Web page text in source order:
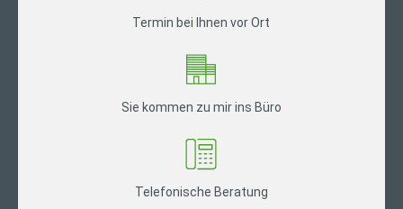
Termin bei Ihnen vor Ort
Sie kommen zu mir ins Büro
Telefonische Beratung